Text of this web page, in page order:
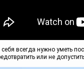
всегда нужно уметь
или не